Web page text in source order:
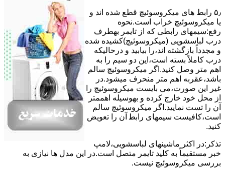
۵٫ رابط های ﻣﯿﮑﺮوﺳﻮﺋﯿﭻ ﻗﻄﻊ شده اند و
ﯾﺎ ﻣﯿﮑﺮوﺳﻮﺋﯿﭻ ﺧﺮاب اﺳﺖ.نحوه
رفع:سیمهای راﺑﻄﯽ ﮐﻪ از ﺗﺎﯾﻤﺮ بهطرف
درب لباسشویی (ﻣﯿﮑﺮوﺳﻮﺋﯿﭻ)کشیده شده
و مجدداً بازگشته اند،را ﺑﯿﺎﺑﯿﺪ و درحالیکه
درب کاملاً ﺑﺴﺘﻪ اﺳﺖ،اﯾﻦ دو ﺳﯿﻢ را ﺑﻪ
اﻫﻢ ﻣﺘﺮ وصل کنید.اﮔﺮ ﻣﯿﮑﺮوﺳﻮﺋﯿﭻ ﺳﺎﻟﻢ
ﺑﺎﺷﺪ،ﻋﻘﺮﺑﻪ اهم متر ﻣﻨﺤﺮف میشود.در
ﻏﯿﺮ اﯾﻦ ﺻﻮرت،می بایست ﻣﯿﮑﺮوﺳﻮﺋﯿﭻ را
از ﻣﺤﻞ خود ﺧﺎرج کرده و بهوسیله اهممتر
آن را ﺗﺴﺖ ﻧﻤﺎﯾﯿﺪ.اﮔﺮ ﻣﯿﮑﺮوﺳﻮﺋﯿﭻ ﺳﺎﻟﻢ
اﺳﺖ،ﮐﺎﻓﯿﺴﺖ سیمهای راﺑﻄ آن را ﺗﻌﻮﯾﺾ
کنید.
ﺗﺬﮐﺮ:در اﮐﺜﺮ ماشینهای لباسشویی،ﻻﻣﭗ
ﺧﺒﺮ مستقیماً ﺑﻪ ﮐﻠﯿﺪ ﺗﺎﯾﻤﺮ ﻣﺘﺼﻞ اﺳﺖ.در اﯾﻦ مدل ها ﻧﯿﺎزی ﺑﻪ
بررسی ﻣﯿﮑﺮوﺳﻮﺋﯿﭻ نیست.